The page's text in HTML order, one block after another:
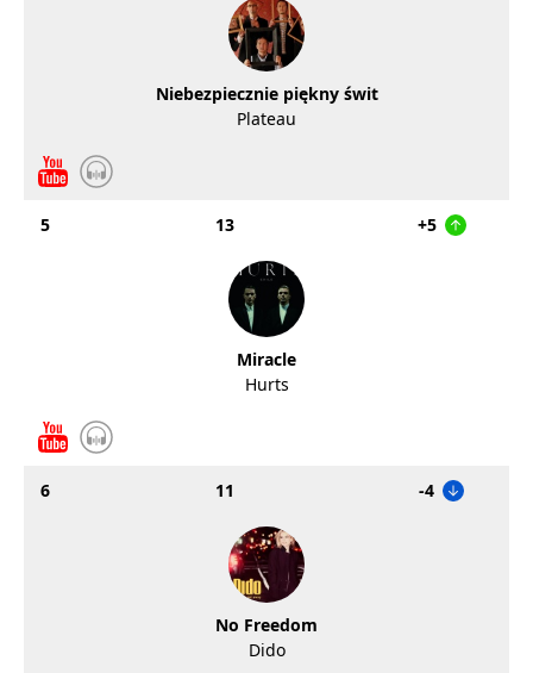
Niebezpiecznie piękny świt
Plateau
5 13 +5
Miracle
Hurts
6 11 -4
No Freedom
Dido